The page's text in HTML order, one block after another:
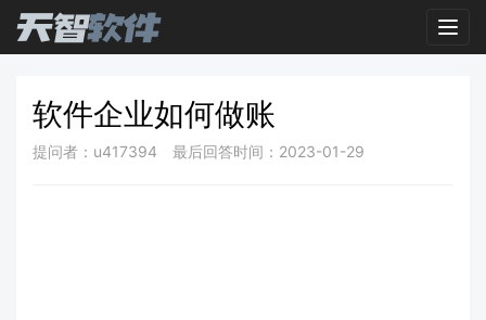
软件企业如何做账
提问者：u417394 最后回答时间：2023-01-29